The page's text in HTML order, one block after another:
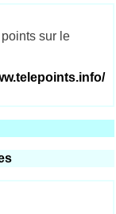
sur le